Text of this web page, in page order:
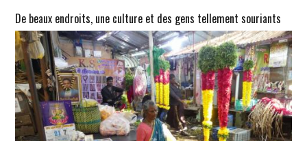
De beaux endroits, une culture et des gens tellement souriants